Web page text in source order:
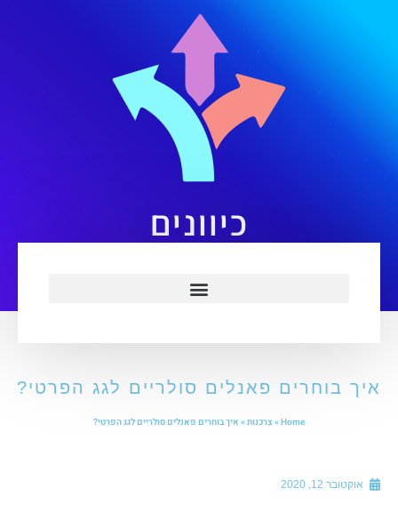
כיוונים
בוחרים פאנלים סולריים לגג הפרטי?
»צרכנות»איך בוחרים פאנלים סולריים לגג הפרטי?
אוקטובר 12, 2020